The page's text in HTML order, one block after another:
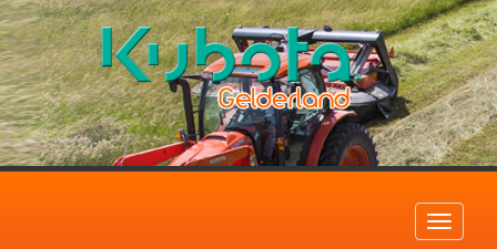
Toggle